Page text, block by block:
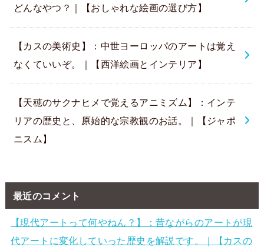
どんなやつ？｜【おしゃれな絵画の選び方】
【カスの美術史】：中世ヨーロッパのアートは覚え
なくていいぞ。｜【西洋絵画とインテリア】
【天穂のサクナヒメで覚えるアニミズム】：インテ
リアの歴史と、原始的な宗教観のお話。｜【ジャポ
ニスム】
最近のコメント
【現代アートって何やねん？】：昔ながらのアートが現
代アートに変化していった歴史を解説です。｜【カスの